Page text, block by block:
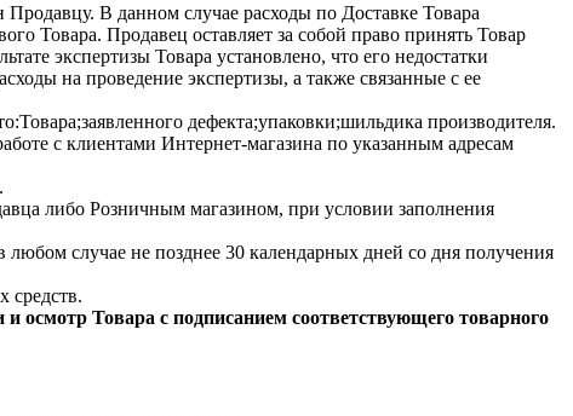
В данном случае расходы по Доставке Товара
Товара. Продавец оставляет за собой право принять Товар
экспертизы Товара установлено, что его недостатки
на проведение экспертизы, а также связанные с ее
дефекта;упаковки;шильдика производителя.
с клиентами Интернет-магазина по указанным адресам
либо Розничным магазином, при условии заполнения
случае не позднее 30 календарных дней со дня получения
средств.
осмотр Товара с подписанием соответствующего товарного